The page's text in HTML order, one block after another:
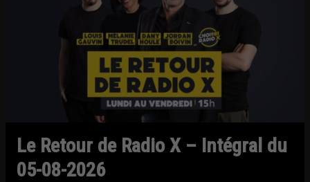
Le Retour de Radio X – Intégral du
05-08-2026